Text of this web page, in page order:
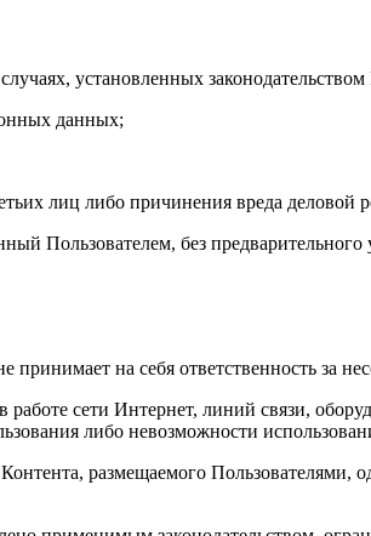
установленных
данных;
лиц либо причинения вреда деловой
Пользователем, без
на себя ответственность за
работе сети Интернет, линий связи,
либо невозможности
размещаемого